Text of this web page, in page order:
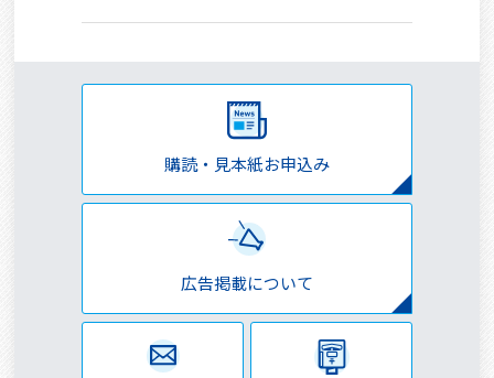
購読・見本紙お申込み
広告掲載について